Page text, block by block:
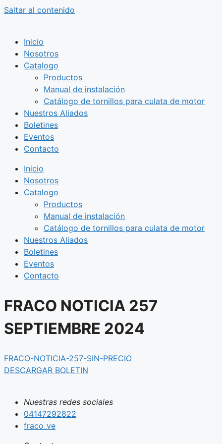
Saltar al contenido
Inicio
Nosotros
Catalogo
Productos
Manual de instalación
Catálogo de tornillos para culata de motor
Nuestros Aliados
Boletines
Eventos
Contacto
Inicio
Nosotros
Catalogo
Productos
Manual de instalación
Catálogo de tornillos para culata de motor
Nuestros Aliados
Boletines
Eventos
Contacto
FRACO NOTICIA 257
SEPTIEMBRE 2024
FRACO-NOTICIA-257-SIN-PRECIO
DESCARGAR BOLETIN
Nuestras redes sociales
04147292822
fraco_ve